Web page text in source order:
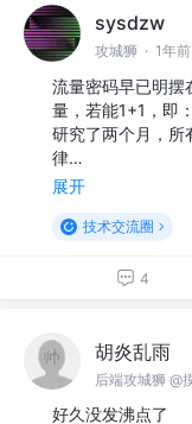
sysdzw
攻城狮 · 1年前
流量密码早已明摆
量，若能1+1，即
研究了两个月，所
律…
展开
技术交流圈
4
胡炎乱雨
好久没发沸点了